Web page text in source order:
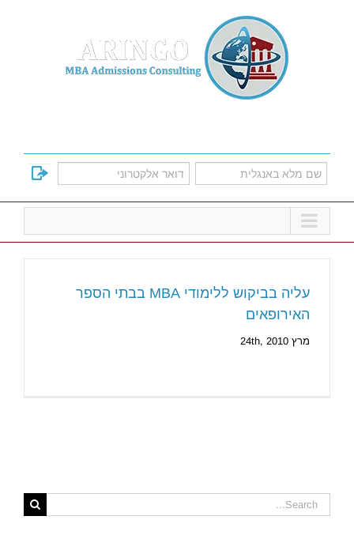
עליה בביקוש ללימודי MBA בבתי הספר
האירופאים
מרץ 24th, 2010
Search
for: